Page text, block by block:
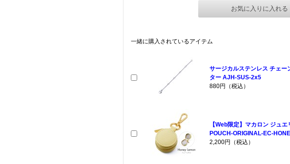
お気に入りに入れる
一緒に購入されているアイテム
サージカルステンレス チェー
ター AJH-SUS-2x5
880円（税込）
【Web限定】マカロン ジュ
POUCH-ORIGINAL-EC-
2,200円（税込）